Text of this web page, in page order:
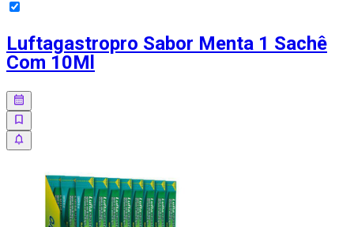
Luftagastropro Sabor Menta 1 Sachê
Com 10Ml